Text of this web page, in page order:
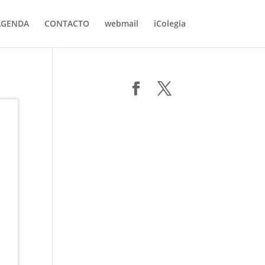
CONTACTO webmail iColegia